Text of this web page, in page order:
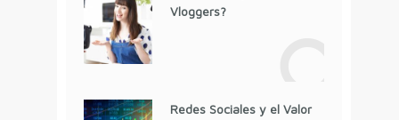
Vloggers?
Redes Sociales y el Valor